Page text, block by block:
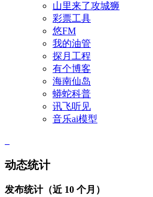
山里来了攻城狮
彩票工具
悠FM
我的油管
探月工程
有个博客
海南仙岛
蟒蛇科普
讯飞听见
音乐ai模型
动态统计
发布统计（近 10 个月）